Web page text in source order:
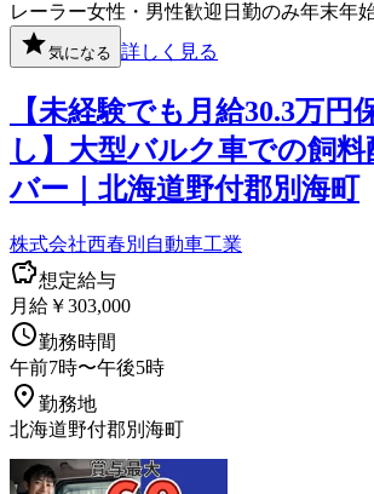
レーラー女性・男性歓迎 日勤のみ年末年
気になる 詳しく見る
【未経験でも月給30.3万円
し】大型バルク車での飼料
バー｜北海道野付郡別海町
株式会社西春別自動車工業
想定給与
月給￥303,000
勤務時間
午前7時〜午後5時
勤務地
北海道野付郡別海町